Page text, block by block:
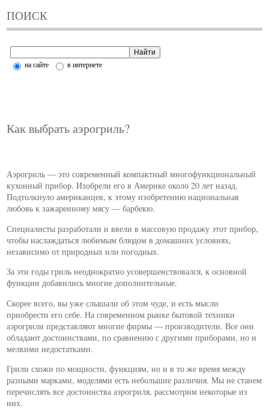
ПОИСК
на сайте в интернете
Как выбрать аэрогриль?
Аэрогриль — это современный компактный многофункциональный
кухонный прибор. Изобрели его в Америке около 20 лет назад.
Подтолкнуло американцев, к этому изобретению национальная
любовь к зажаренному мясу — барбекю.
Специалисты разработали и ввели в массовую продажу этот прибор,
чтобы наслаждаться любимым блюдом в домашних условиях,
независимо от природных или погодных.
За эти годы гриль неоднократно усовершенствовался, к основной
функции добавились многие дополнительные.
Скорее всего, вы уже слышали об этом чуде, и есть мысли
приобрести его себе. На современном рынке бытовой техники
аэрогрили представляют многие фирмы — производители. Все они
обладают достоинствами, по сравнению с другими приборами, но и
мелкими недостатками.
Грили схожи по мощности, функциям, но и в то же время между
разными марками, моделями есть небольшие различия. Мы не станем
перечислять все достоинства аэрогриля, рассмотрим некоторые из
них.